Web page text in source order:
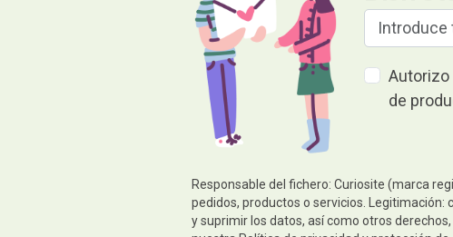
Autorizo
de
Responsable del fichero: Curiosite (marca
pedidos, productos o servicios.
y suprimir los datos, así como otros